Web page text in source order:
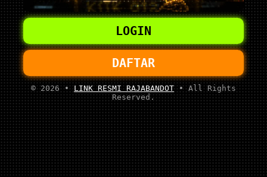
LOGIN
DAFTAR
© 2026 •LINK RESMI RAJABANDOT• All Rights
Reserved.